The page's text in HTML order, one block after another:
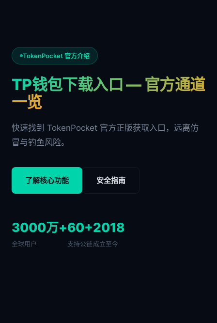
TokenPocket 官方介绍
TP钱包下载入口 — 官方通道
一览
快速找到 TokenPocket 官方正版获取入口，远离仿
冒与钓鱼风险。
了解核心功能 安全指南
3000万+
全球用户
60+
支持公链
2018
成立至今